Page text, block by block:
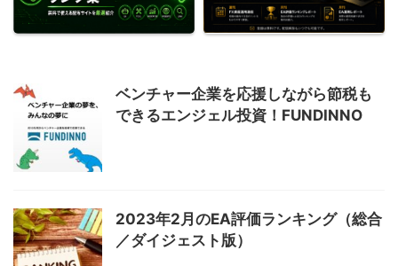
ベンチャー企業を応援しながら節税も
できるエンジェル投資！FUNDINNO
2023年2月のEA評価ランキング（総合
／ダイジェスト版）